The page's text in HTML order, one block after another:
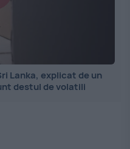
Lanka, explicat de un
destul de volatili